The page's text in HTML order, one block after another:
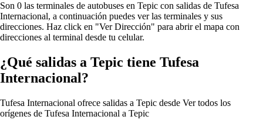
Son 0 las terminales de autobuses en Tepic con salidas de Tufesa
Internacional, a continuación puedes ver las terminales y sus
direcciones. Haz click en "Ver Dirección" para abrir el mapa con
direcciones al terminal desde tu celular.
¿Qué salidas a Tepic tiene Tufesa
Internacional?
Tufesa Internacional ofrece salidas a Tepic desde Ver todos los
orígenes de Tufesa Internacional a Tepic